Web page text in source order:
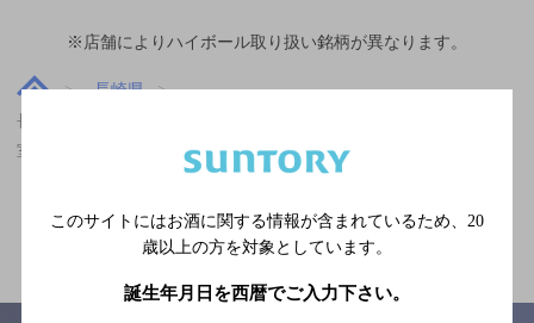
※店舗によりハイボール取り扱い銘柄が異なります。
長崎県
長崎県,ザ・プレミアム・モルツが飲める,座敷あり,2,000円未満,個
室ありのお店
関連ページ
このサイトにはお酒に関する情報が含まれているため、 20
歳以上の方を対象としています。
誕生年月日を西暦でご入力下さい。